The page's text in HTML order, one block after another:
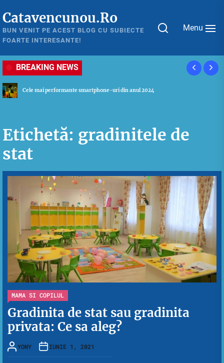
to
the
content
Catavencunou.Ro
BUN VENIT PE ACEST BLOG CU SUBIECTE
FOARTE INTERESANTE!
Menu
BREAKING NEWS
Ghid util pentru a alege cel mai potrivit laptop in 2024
Etichetă: gradinitele de
stat
MAMA SI COPILUL
Gradinita de stat sau gradinita
privata: Ce sa aleg?
YONY IUNIE 1, 2021